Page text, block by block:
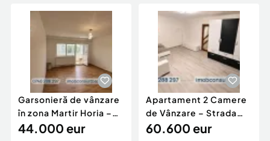
Garsonieră de vânzare
în zona Martir Horia –
Banca Națională |
44.000 eur
Apartament 2 Camere
de Vânzare – Strada
Martir Horia | CE1730
60.600 eur